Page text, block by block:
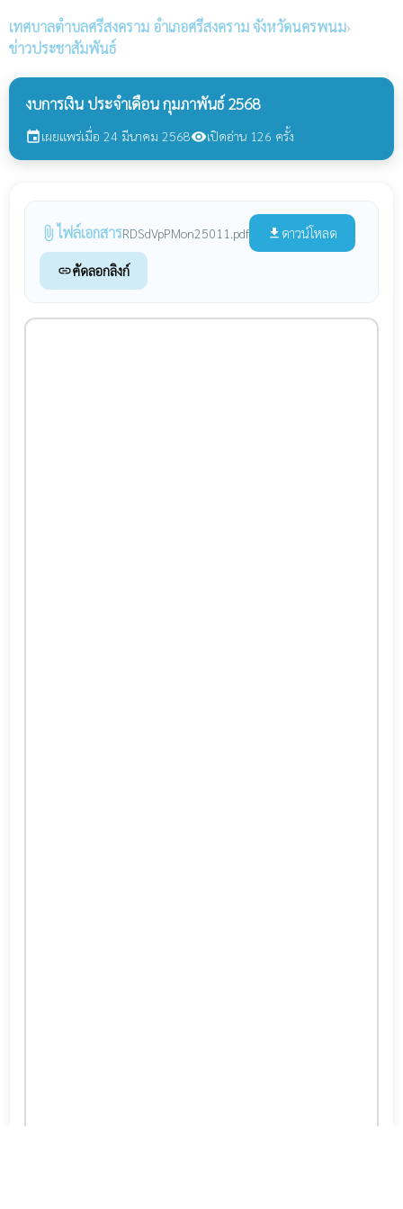
เทศบาลตำบลศรีสงคราม อำเภอศรีสงคราม จังหวัดนครพนม›
ข่าวประชาสัมพันธ์
งบการเงิน ประจำเดือน กุมภาพันธ์ 2568
eventเผยแพร่เมื่อ 24 มีนาคม 2568visibilityเปิดอ่าน 126 ครั้ง
attach_file ไฟล์เอกสารRDSdVpPMon25011.pdf file_download ดาวน์โหลด
linkคัดลอกลิงก์